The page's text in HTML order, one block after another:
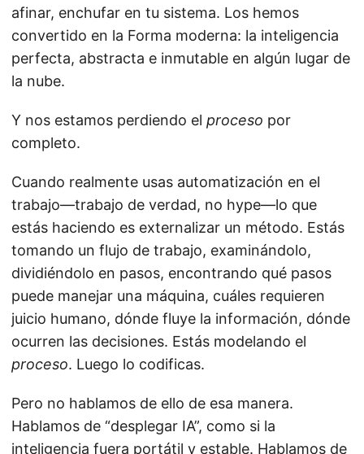
afinar, enchufar en tu sistema. Los hemos
convertido en la Forma moderna: la inteligencia
perfecta, abstracta e inmutable en algún lugar de
la nube.
Y nos estamos perdiendo el proceso por
completo.
Cuando realmente usas automatización en el
trabajo—trabajo de verdad, no hype—lo que
estás haciendo es externalizar un método. Estás
tomando un flujo de trabajo, examinándolo,
dividiéndolo en pasos, encontrando qué pasos
puede manejar una máquina, cuáles requieren
juicio humano, dónde fluye la información, dónde
ocurren las decisiones. Estás modelando el
proceso. Luego lo codificas.
Pero no hablamos de ello de esa manera.
Hablamos de “desplegar IA”, como si la
inteligencia fuera portátil y estable. Hablamos de